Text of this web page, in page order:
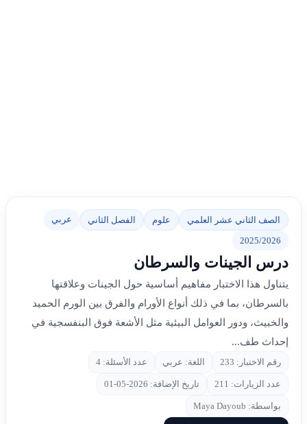
الصف الثاني عشر العلمي علوم الفصل الثاني عربي
2025/2026
درس الجينات والسرطان
يتناول هذا الاختبار مفاهيم أساسية حول الجينات وعلاقتها
بالسرطان، بما في ذلك أنواع الأورام والفرق بين الورم الحميد
والخبيث، ودور العوامل البيئية مثل الأشعة فوق البنفسجية في
إحداث طف...
رقم الاختبار: 233 اللغة: عربي عدد الأسئلة: 4
عدد الزيارات: 211 تاريخ الإضافة: 2026-05-01
بواسطة: Maya Dayoub